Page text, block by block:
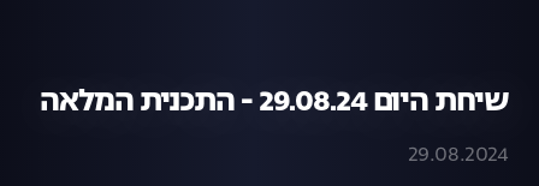
שיחת היום 29.08.24 - התכנית המלאה
29.08.2024